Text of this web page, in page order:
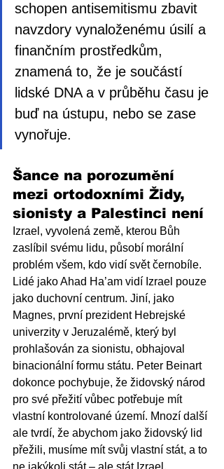
schopen antisemitismu zbavit
navzdory vynaloženému úsilí a
finančním prostředkům,
znamená to, že je součástí
lidské DNA a v průběhu času je
buď na ústupu, nebo se zase
vynořuje.
Šance na porozumění
mezi ortodoxními Židy,
sionisty a Palestinci není
Izrael, vyvolená země, kterou Bůh
zaslíbil svému lidu, působí morální
problém všem, kdo vidí svět černobíle.
Lidé jako Ahad Ha’am vidí Izrael pouze
jako duchovní centrum. Jiní, jako
Magnes, první prezident Hebrejské
univerzity v Jeruzalémě, který byl
prohlašován za sionistu, obhajoval
binacionální formu státu. Peter Beinart
dokonce pochybuje, že židovský národ
pro své přežití vůbec potřebuje mít
vlastní kontrolované území. Mnozí další
ale tvrdí, že abychom jako židovský lid
přežili, musíme mít svůj vlastní stát, a to